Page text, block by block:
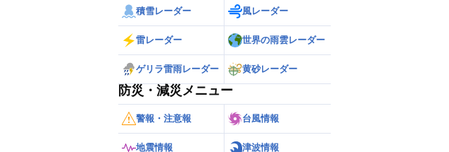
積雪レーダー 風レーダー
雷レーダー 世界の雨雲レーダー
ゲリラ雷雨レーダー 黄砂レーダー
防災・減災メニュー
警報・注意報 台風情報
地震情報 津波情報